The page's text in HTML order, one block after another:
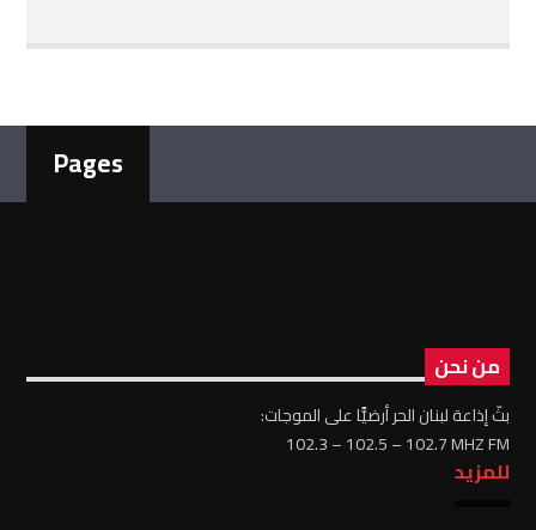
Pages
من نحن
بثّ إذاعة لبنان الحر أرضيًّا على الموجات:
102.3 – 102.5 – 102.7 MHZ FM
للمزيد